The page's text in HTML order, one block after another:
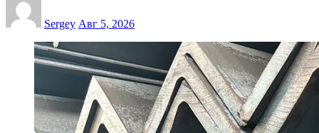
Sergey Авг 5, 2026